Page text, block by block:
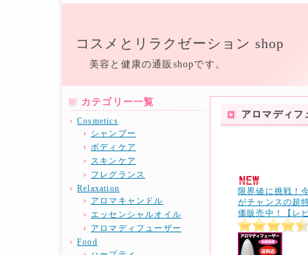
コスメとリラクゼーション shop
美容と健康の通販shopです。
アロマディフ
限界値に挑戦！
がチャンスの超
価販売中！【レ
カテゴリー一覧
Cosmetics
シャンプー
ボディケア
スキンケア
フレグランス
Relaxation
アロマキャンドル
エッセンシャルオイル
アロマディフューザー
Food